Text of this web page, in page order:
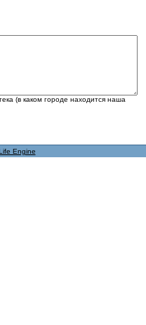
(в каком городе находится наша
Engine